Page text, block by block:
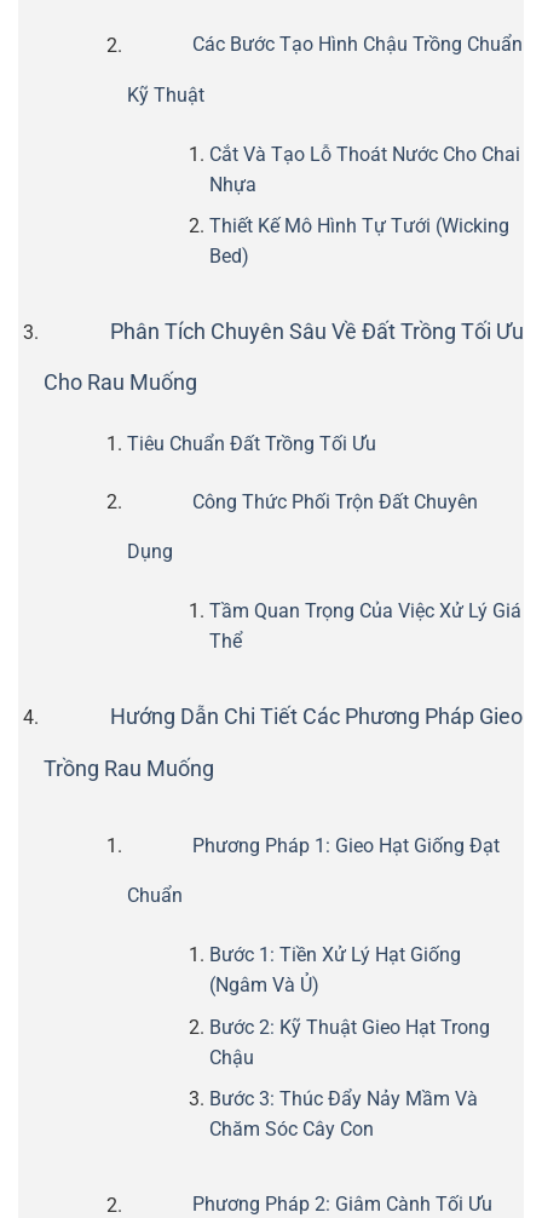
Các Bước Tạo Hình Chậu Trồng Chuẩn
Kỹ Thuật
Cắt Và Tạo Lỗ Thoát Nước Cho Chai
Nhựa
Thiết Kế Mô Hình Tự Tưới (Wicking
Bed)
Phân Tích Chuyên Sâu Về Đất Trồng Tối Ưu
Cho Rau Muống
Tiêu Chuẩn Đất Trồng Tối Ưu
Công Thức Phối Trộn Đất Chuyên
Dụng
Tầm Quan Trọng Của Việc Xử Lý Giá
Thể
Hướng Dẫn Chi Tiết Các Phương Pháp Gieo
Trồng Rau Muống
Phương Pháp 1: Gieo Hạt Giống Đạt
Chuẩn
Bước 1: Tiền Xử Lý Hạt Giống
(Ngâm Và Ủ)
Bước 2: Kỹ Thuật Gieo Hạt Trong
Chậu
Bước 3: Thúc Đẩy Nảy Mầm Và
Chăm Sóc Cây Con
Phương Pháp 2: Giâm Cành Tối Ưu